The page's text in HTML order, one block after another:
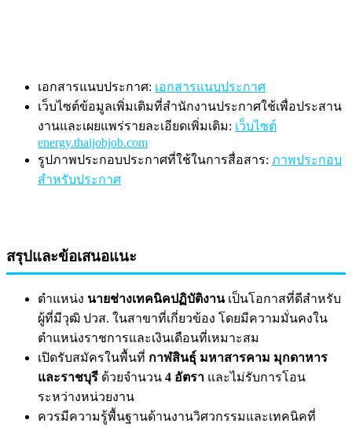
เอกสารแนบประกาศ: เอกสารแนบประกาศ
เว็บไซต์ข้อมูลเพิ่มเติมที่สำนักงานประกาศใช้เพื่อประสาน
งานและเผยแพร่รายละเอียดเพิ่มเติม: เว็บไซต์
energy.thaijobjob.com
รูปภาพประกอบประกาศที่ใช้ในการสื่อสาร: ภาพประกอบ
สำหรับประกาศ
สรุปและข้อเสนอแนะ
ตำแหน่ง นายช่างเทคนิคปฏิบัติงานเป็นโอกาสที่ดีสำหรับ
ผู้ที่มีวุฒิ ปวส. ในสาขาที่เกี่ยวข้อง โดยมีความมั่นคงใน
ตำแหน่งราชการและเงินเดือนที่เหมาะสม
เปิดรับสมัครในพื้นที่ กาฬสินธุ์ มหาสารคาม มุกดาหาร
และราชบุรี ด้วยจำนวน 4 อัตรา และไม่รับการโอน
ระหว่างหน่วยงาน
ควรมีความรู้พื้นฐานด้านงานวิศวกรรมและเทคนิคที่